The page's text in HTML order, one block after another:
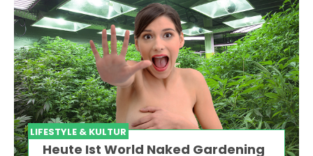
LIFESTYLE & KULTUR
Heute Ist World Naked Gardening